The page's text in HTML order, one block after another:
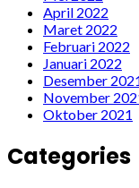
April 2022
Maret 2022
Februari 2022
Januari 2022
Desember
November
Oktober 2021
Categories